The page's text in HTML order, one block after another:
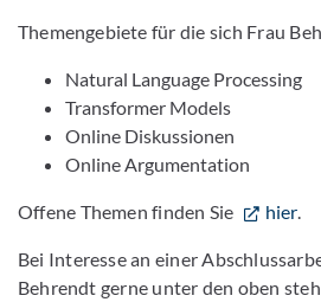
Themengebiete für die sich Frau
Natural Language Processing
Transformer Models
Online Diskussionen
Online Argumentation
Offene Themen finden Sie hier.
Bei Interesse an einer
Behrendt gerne unter den oben